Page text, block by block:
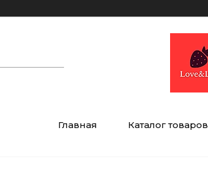
Главная Каталог товаров